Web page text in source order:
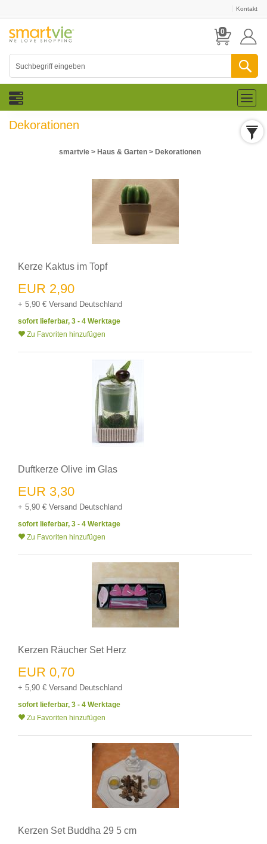
Kontakt
0
Dekorationen
smartvie > Haus & Garten > Dekorationen
Kerze Kaktus im Topf
EUR 2,90
+ 5,90 € Versand Deutschland
sofort lieferbar, 3 - 4 Werktage
Zu Favoriten hinzufügen
Duftkerze Olive im Glas
EUR 3,30
+ 5,90 € Versand Deutschland
sofort lieferbar, 3 - 4 Werktage
Zu Favoriten hinzufügen
Kerzen Räucher Set Herz
EUR 0,70
+ 5,90 € Versand Deutschland
sofort lieferbar, 3 - 4 Werktage
Zu Favoriten hinzufügen
Kerzen Set Buddha 29 5 cm